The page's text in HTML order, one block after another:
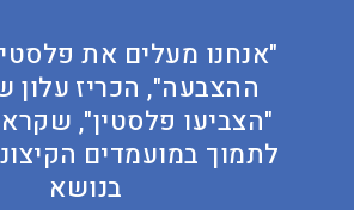
"אנחנו מעלים את
ההצבעה", הכריז עלון
"הצביעו פלסטין",
לתמוך במועמדים
בנושא